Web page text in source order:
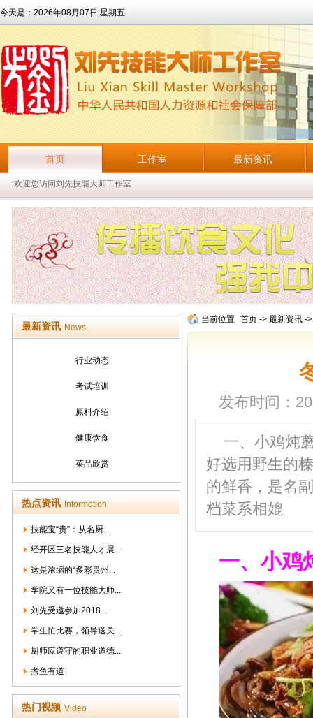
今天是： 2026年08月07日 星期五
首页
欢迎您访问刘先技能大师工作室
工作室 最新资讯
最新资讯 News
行业动态
考试培训
原料介绍
健康饮食
菜品欣赏
热点资讯 Informotion
技能宝“贵”：从名厨...
经开区三名技能人才展...
这是浓缩的“多彩贵州...
学院又有一位技能大师...
刘先受邀参加2018...
学生忙比赛，领导送关...
厨师应遵守的职业道德...
煮鱼有道
热门视频 Video
当前位置 首页 -> 最新资讯 -
发布时间：
一、小鸡炖
好选用野生的
的鲜香，是名
档菜系相媲
一、小鸡